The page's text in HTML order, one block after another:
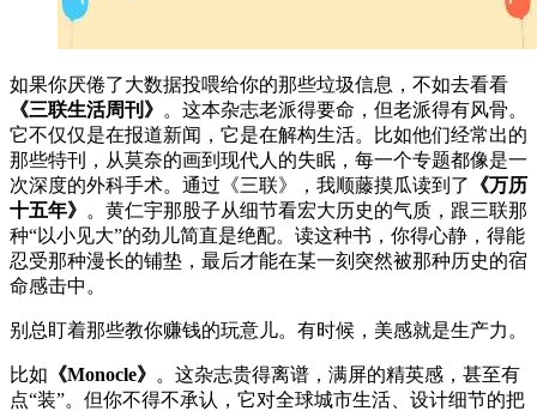
如果你厌倦了大数据投喂给你的那些垃圾信息，不如去看看
《三联生活周刊》 。这本杂志老派得要命，但老派得有风骨。
它不仅仅是在报道新闻，它是在解构生活。比如他们经常出的
那些特刊，从莫奈的画到现代人的失眠，每一个专题都像是一
次深度的外科手术。通过《三联》，我顺藤摸瓜读到了
《万历
十五年》 。黄仁宇那股子从细节看宏大历史的气质，跟三联那
种“以小见大”的劲儿简直是绝配。读这种书，你得心静，得能
忍受那种漫长的铺垫，最后才能在某一刻突然被那种历史的宿
命感击中。
别总盯着那些教你赚钱的玩意儿。有时候，美感就是生产力。
比如 《Monocle》 。这杂志贵得离谱，满屏的精英感，甚至有
点“装”。但你不得不承认，它对全球城市生活、设计细节的把